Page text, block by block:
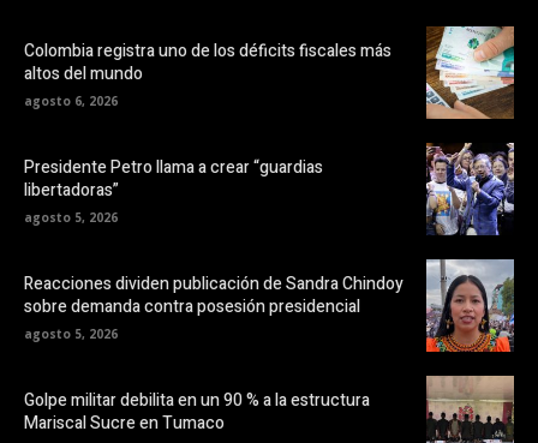
Colombia registra uno de los déficits fiscales más
altos del mundo
agosto 6, 2026
Presidente Petro llama a crear “guardias
libertadoras”
agosto 5, 2026
Reacciones dividen publicación de Sandra Chindoy
sobre demanda contra posesión presidencial
agosto 5, 2026
Golpe militar debilita en un 90 % a la estructura
Mariscal Sucre en Tumaco